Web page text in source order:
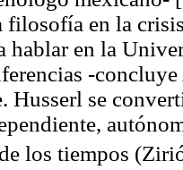
filosofía en la
hablar en la
-
Husserl se
los tiempos